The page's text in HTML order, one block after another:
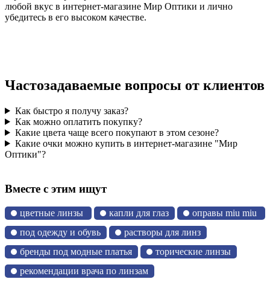
любой вкус в интернет-магазине Мир Оптики и лично
убедитесь в его высоком качестве.
Частозадаваемые вопросы от клиентов
Как быстро я получу заказ?
Как можно оплатить покупку?
Какие цвета чаще всего покупают в этом сезоне?
Какие очки можно купить в интернет-магазине "Мир
Оптики"?
Вместе с этим ищут
цветные линзы капли для глаз
оправы miu miu
под одежду и обувь
растворы для линз
бренды под модные платья
торические линзы
рекомендации врача по линзам